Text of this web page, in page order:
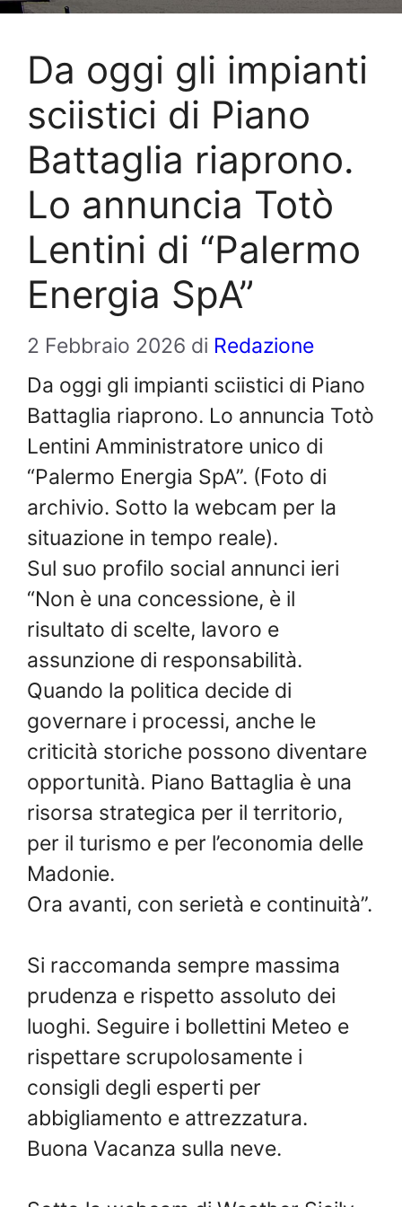
Da oggi gli impianti
sciistici di Piano
Battaglia riaprono.
Lo annuncia Totò
Lentini di “Palermo
Energia SpA”
2 Febbraio 2026 di Redazione
Da oggi gli impianti sciistici di Piano
Battaglia riaprono. Lo annuncia Totò
Lentini Amministratore unico di
“Palermo Energia SpA”. (Foto di
archivio. Sotto la webcam per la
situazione in tempo reale).
Sul suo profilo social annunci ieri
“Non è una concessione, è il
risultato di scelte, lavoro e
assunzione di responsabilità.
Quando la politica decide di
governare i processi, anche le
criticità storiche possono diventare
opportunità. Piano Battaglia è una
risorsa strategica per il territorio,
per il turismo e per l’economia delle
Madonie.
Ora avanti, con serietà e continuità”.
Si raccomanda sempre massima
prudenza e rispetto assoluto dei
luoghi. Seguire i bollettini Meteo e
rispettare scrupolosamente i
consigli degli esperti per
abbigliamento e attrezzatura.
Buona Vacanza sulla neve.